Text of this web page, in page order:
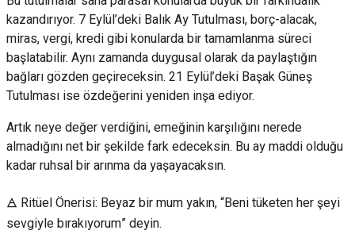
kazandırıyor. 7 Eylül’deki Balık Ay Tutulması, borç-alacak,
miras, vergi, kredi gibi konularda bir tamamlanma süreci
başlatabilir. Aynı zamanda duygusal olarak da paylaştığın
bağları gözden geçireceksin. 21 Eylül’deki Başak Güneş
Tutulması ise özdeğerini yeniden inşa ediyor.
Artık neye değer verdiğini, emeğinin karşılığını nerede
almadığını net bir şekilde fark edeceksin. Bu ay maddi olduğu
kadar ruhsal bir arınma da yaşayacaksın.
🜁 Ritüel Önerisi: Beyaz bir mum yakın, “Beni tüketen her şeyi
sevgiyle bırakıyorum” deyin.